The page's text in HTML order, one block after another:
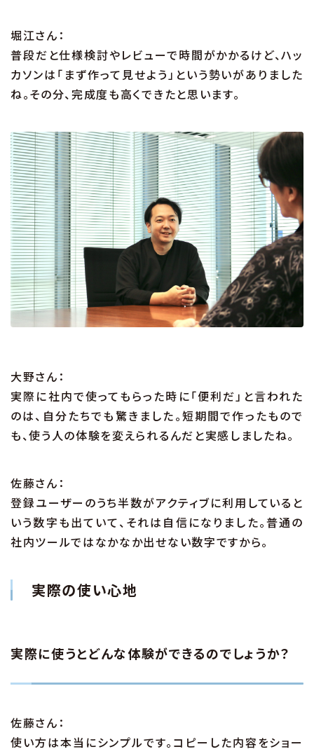
堀江さん：
普段だと仕様検討やレビューで時間がかかるけど、ハッ
カソンは「まず作って見せよう」という勢いがありました
ね。その分、完成度も高くできたと思います。
大野さん：
実際に社内で使ってもらった時に「便利だ」と言われた
のは、自分たちでも驚きました。短期間で作ったもので
も、使う人の体験を変えられるんだと実感しましたね。
佐藤さん：
登録ユーザーのうち半数がアクティブに利用していると
いう数字も出ていて、それは自信になりました。普通の
社内ツールではなかなか出せない数字ですから。
実際の使い心地
実際に使うとどんな体験ができるのでしょうか？
佐藤さん：
使い方は本当にシンプルです。コピーした内容をショー